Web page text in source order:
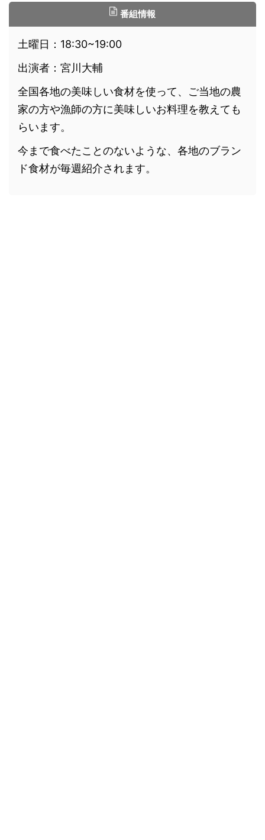
番組情報
土曜日：18:30~19:00
出演者：宮川大輔
全国各地の美味しい食材を使って、ご当地の農
家の方や漁師の方に美味しいお料理を教えても
らいます。
今まで食べたことのないような、各地のブラン
ド食材が毎週紹介されます。